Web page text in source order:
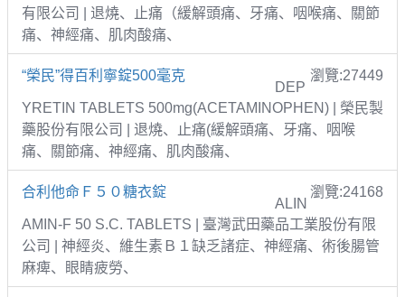
有限公司 | 退燒、止痛（緩解頭痛、牙痛、咽喉痛、關節
痛、神經痛、肌肉酸痛、
“榮民”得百利寧錠500毫克 瀏覽:27449
DEP
YRETIN TABLETS 500mg(ACETAMINOPHEN) | 榮民製
藥股份有限公司 | 退燒、止痛(緩解頭痛、牙痛、咽喉
痛、關節痛、神經痛、肌肉酸痛、
合利他命Ｆ５０糖衣錠 瀏覽:24168
ALIN
AMIN-F 50 S.C. TABLETS | 臺灣武田藥品工業股份有限
公司 | 神經炎、維生素Ｂ１缺乏諸症、神經痛、術後腸管
麻痺、眼睛疲勞、